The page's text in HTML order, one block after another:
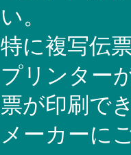
い。
特に複写伝
プリンター
票が印刷で
メーカーに